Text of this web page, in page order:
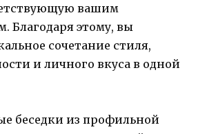
вашим
Благодаря этому, вы
сочетание стиля,
и личного вкуса в одной
беседки из профильной